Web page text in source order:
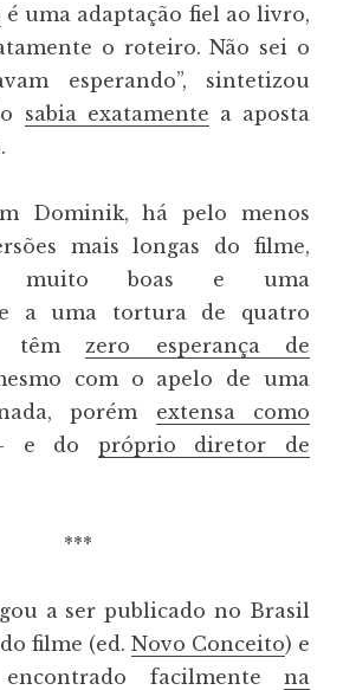
é uma adaptação fiel ao livro,
o roteiro. Não sei o
esperando”, sintetizou
sabia exatamente a aposta
Dominik, há pelo menos
mais longas do filme,
muito boas e uma
a uma tortura de quatro
têm zero esperança de
com o apelo de uma
porém extensa como
e do próprio diretor de
***
a ser publicado no Brasil
filme (ed. Novo Conceito) e
facilmente na